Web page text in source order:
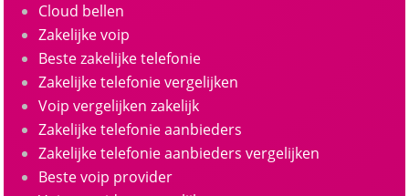
Cloud bellen
Zakelijke voip
Beste zakelijke telefonie
Zakelijke telefonie vergelijken
Voip vergelijken zakelijk
Zakelijke telefonie aanbieders
Zakelijke telefonie aanbieders vergelijken
Beste voip provider